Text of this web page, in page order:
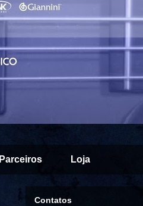
Parceiros Loja
Contatos